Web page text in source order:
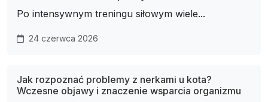
Po intensywnym treningu siłowym wiele...
24 czerwca 2026
Jak rozpoznać problemy z nerkami u kota?
Wczesne objawy i znaczenie wsparcia organizmu